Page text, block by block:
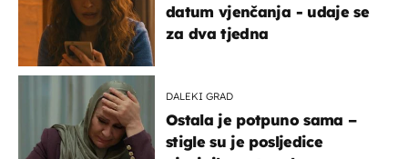
datum vjenčanja - udaje se
za dva tjedna
DALEKI GRAD
Ostala je potpuno sama –
stigle su je posljedice